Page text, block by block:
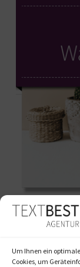
Um Ihnen ein
Cookies, um
Playbook: